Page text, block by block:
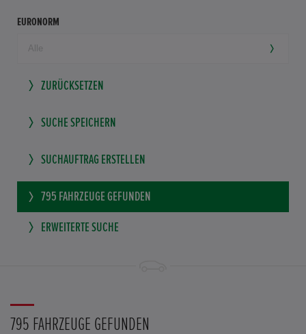
EURONORM
ZURÜCKSETZEN
SUCHE SPEICHERN
SUCHAUFTRAG ERSTELLEN
795 FAHRZEUGE GEFUNDEN
ERWEITERTE SUCHE
795 FAHRZEUGE GEFUNDEN